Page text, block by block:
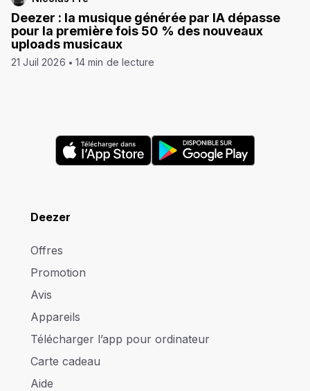
Deezer : la musique générée par IA dépasse
pour la première fois 50 % des nouveaux
uploads musicaux
21 Juil 2026 14 min de lecture
Deezer
Offres
Promotion
Avis
Appareils
Télécharger l’app pour ordinateur
Carte cadeau
Aide